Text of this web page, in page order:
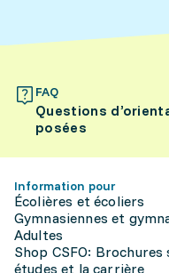
FAQ
Questions
posées
Information pour
Écolières et écoliers
Gymnasiennes et
Adultes
Shop CSFO:
études et la carrière